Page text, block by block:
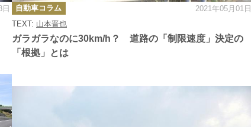
ガラガラなのに30km/h？ 道路の「制限速度」決定の
「根拠」とは
TEXT: 山本晋也
カ
テ
ゴ
リ
ー
自動車コラム 2021年05月01日